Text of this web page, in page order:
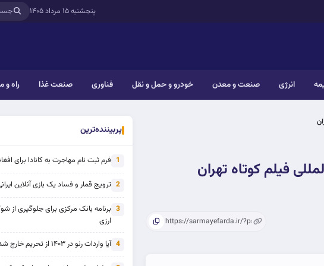
پنجشنبه ۱۵ مرداد ۱۴۰۵
انرژی صنعت و معدن خودرو و حمل و نقل فناوری صنعت غذا راه
فیلم کوتاه تهران
پربیننده‌ترین
1 فرم ثبت نام مهاجرت به کانادا برای
2 ترویج قمار و فساد یک بازی آنلاین
3 برنامه بانک مرکزی برای جلوگیری از
ارزی
4 آیا واردات رنو در ۱۴۰۳ از تحریم خارج شده است؟